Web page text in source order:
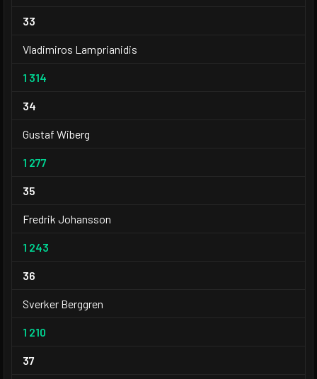
33
Vladimiros Lamprianidis
1 314
34
Gustaf Wiberg
1 277
35
Fredrik Johansson
1 243
36
Sverker Berggren
1 210
37